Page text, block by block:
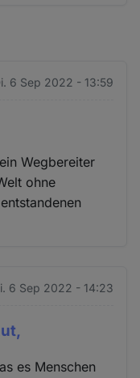
6 Sep 2022 - 13:59
Wegbereiter
ohne
6 Sep 2022 - 14:23
es Menschen